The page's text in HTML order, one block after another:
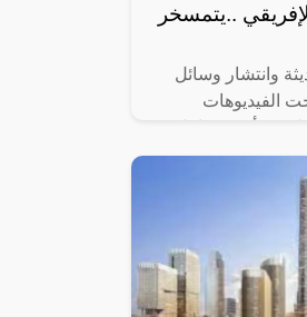
..يتمسخر
وانتشار وسائل
الفيديوهات
التي انتشرت